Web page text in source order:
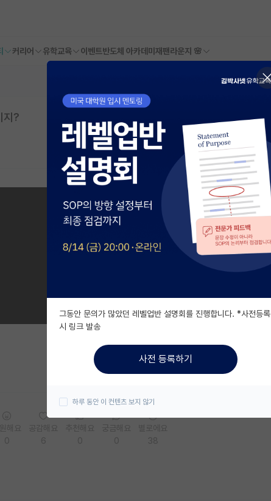
커리어 유학교육 이벤트반도체 아카데미 재팬라운지 🌸
지?
스크랩
그동안 문의가 많았던 레벨업반 설명회를 진행합니다. *사전등록
시 링크 발송
사전 등록하기
하루 동안 이 컨텐츠 보지 않기